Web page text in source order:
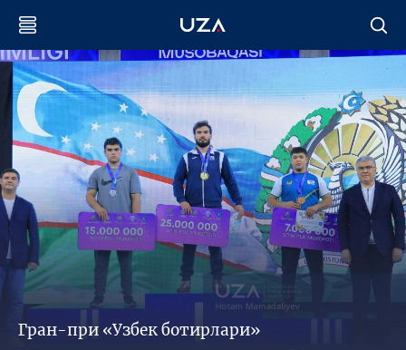
Гран-при «Узбек ботирлари»